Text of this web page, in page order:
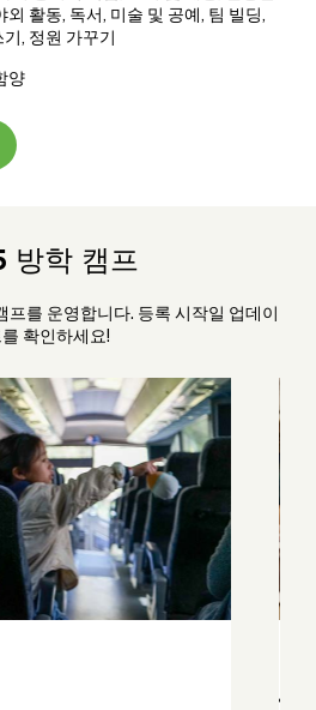
외 활동, 독서, 미술 및 공예, 팀 빌딩,
, 정원 가꾸기
양
방학 캠프
프를 운영합니다. 등록 시작일 업데이
를 확인하세요!
2027년 1월 5일~8일